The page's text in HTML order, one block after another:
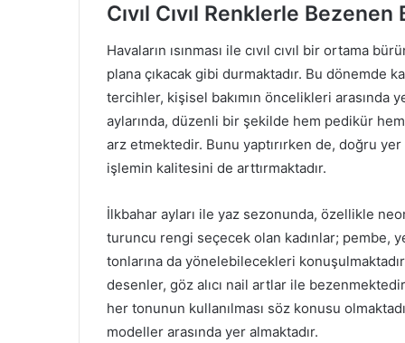
Cıvıl Cıvıl Renklerle Bezenen
Havaların ısınması ile cıvıl cıvıl bir ortama
plana çıkacak gibi durmaktadır. Bu dönemde
tercihler, kişisel bakımın öncelikleri arasında
aylarında, düzenli bir şekilde hem pedikür
arz etmektedir. Bunu yaptırırken de, doğru
işlemin kalitesini de arttırmaktadır.
İlkbahar ayları ile yaz sezonunda, özellikle
turuncu rengi seçecek olan kadınlar; pembe,
tonlarına da yönelebilecekleri
desenler, göz alıcı nail artlar ile
her tonunun kullanılması söz konusu
modeller arasında yer almaktadır.